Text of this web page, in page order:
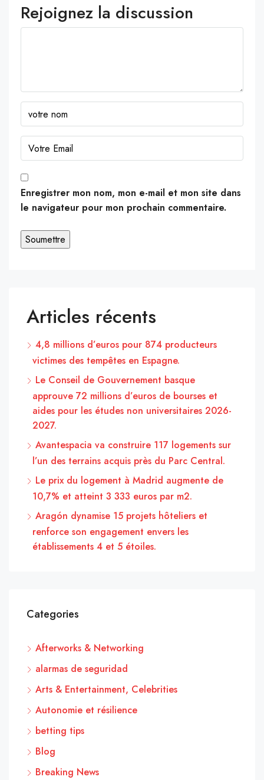
Rejoignez la discussion
Enregistrer mon nom, mon e-mail et mon site dans
le navigateur pour mon prochain commentaire.
Articles récents
4,8 millions d’euros pour 874 producteurs
victimes des tempêtes en Espagne.
Le Conseil de Gouvernement basque
approuve 72 millions d’euros de bourses et
aides pour les études non universitaires 2026-
2027.
Avantespacia va construire 117 logements sur
l’un des terrains acquis près du Parc Central.
Le prix du logement à Madrid augmente de
10,7% et atteint 3 333 euros par m2.
Aragón dynamise 15 projets hôteliers et
renforce son engagement envers les
établissements 4 et 5 étoiles.
Categories
Afterworks & Networking
alarmas de seguridad
Arts & Entertainment, Celebrities
Autonomie et résilience
betting tips
Blog
Breaking News